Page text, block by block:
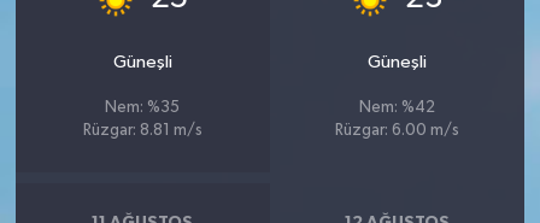
Güneşli
Nem: %35
Rüzgar: 8.81 m/s
Güneşli
Nem: %42
Rüzgar: 6.00 m/s